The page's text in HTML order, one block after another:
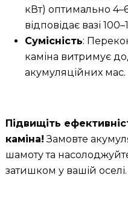
кВт) оптимально
відповідає вазі
Сумісність:
каміна витримує
акумуляційних мас.
Підвищіть
каміна! Замовте
шамоту та
затишком у вашій оселі.